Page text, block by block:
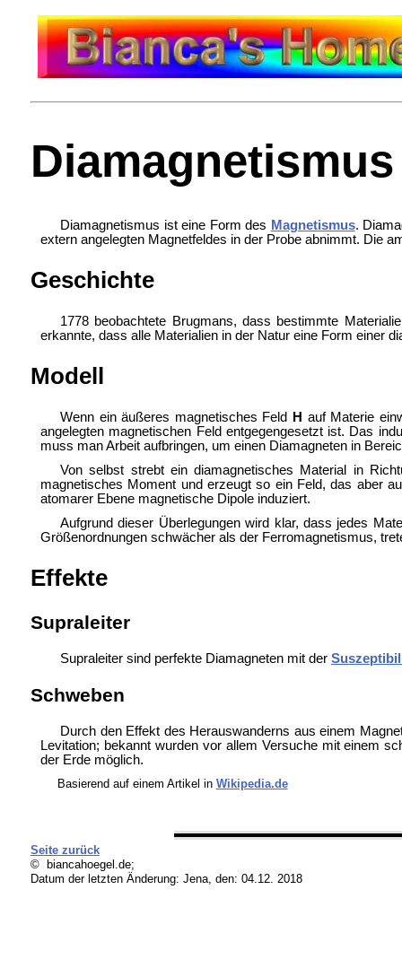
Diamagnetismus
Diamagnetismus ist eine Form des Magnetismus.
extern angelegten Magnetfeldes in der Probe abnimmt. Die
Geschichte
1778 beobachtete Brugmans, dass bestimmte
erkannte, dass alle Materialien in der Natur eine Form einer
Modell
Wenn ein äußeres magnetisches Feld H auf Materie
angelegten magnetischen Feld entgegengesetzt ist. Das
muss man Arbeit aufbringen, um einen Diamagneten in
Von selbst strebt ein diamagnetisches Material in
magnetisches Moment und erzeugt so ein Feld, das aber
atomarer Ebene magnetische Dipole induziert.
Aufgrund dieser Überlegungen wird klar, dass jedes
Größenordnungen schwächer als der Ferromagnetismus,
Effekte
Supraleiter
Supraleiter sind perfekte Diamagneten mit der
Schweben
Durch den Effekt des Herauswanderns aus einem
Levitation; bekannt wurden vor allem Versuche mit einem
der Erde möglich.
Basierend auf einem Artikel in Wikipedia.de
Seite zurück
© biancahoegel.de;
Datum der letzten Änderung: Jena, den: 04.12. 2018